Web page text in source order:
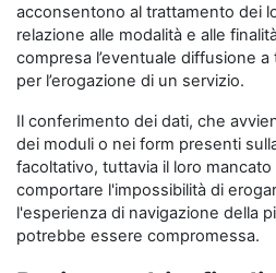
acconsentono al trattamento dei
relazione alle modalità e alle
compresa l’eventuale diffusione
per l’erogazione di un servizio.
Il conferimento dei dati, che
dei moduli o nei form presenti
facoltativo, tuttavia il loro
comportare l'impossibilità di
l'esperienza di navigazione della
potrebbe essere compromessa.